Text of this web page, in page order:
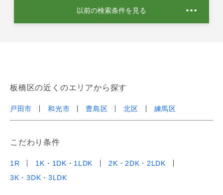
以前の検索条件を見る
板橋区の近くのエリアから探す
戸田市 和光市 豊島区 北区 練馬区
こだわり条件
1R 1K・1DK・1LDK
2K・2DK・2LDK
3K・3DK・3LDK